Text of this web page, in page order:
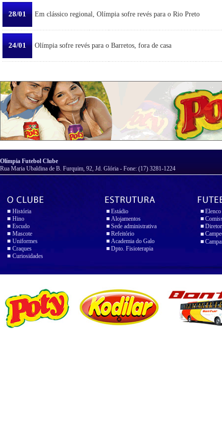
28/01 Em clássico regional, Olímpia sofre revés para o Rio Preto
24/01 Olímpia sofre revés para o Barretos, fora de casa
Olímpia Futebol Clube
Rua Maria Ubaldina de B. Furquim, 92, Jd. Glória - Fone: (17) 3281-1224
História
Hino
Escudo
Mascote
Uniformes
Craques
Curiosidades
Estádio
Alojamentos
Sede administrativa
Refeitório
Academia do Galo
Dpto. Fisioterapia
Elenco